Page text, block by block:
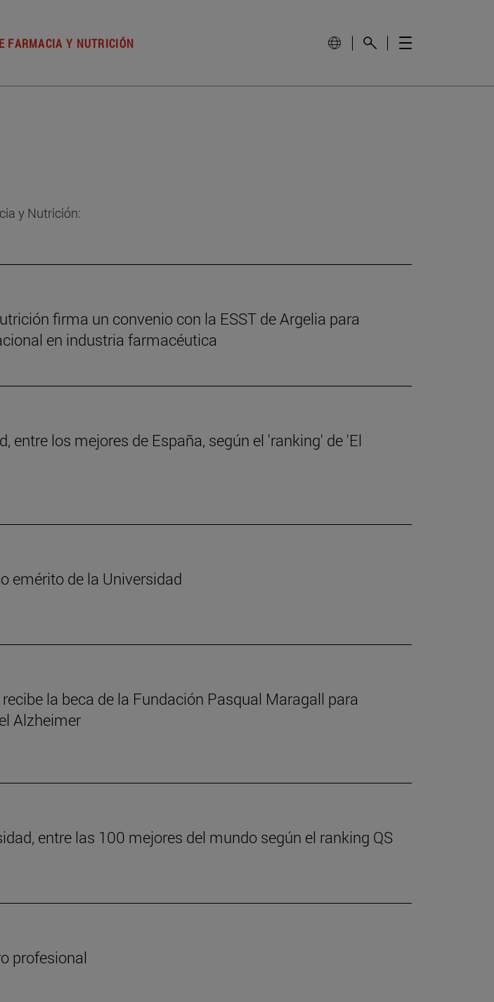
FARMACIA Y NUTRICIÓN
y Nutrición:
firma un convenio con la ESST de Argelia para
en industria farmacéutica
entre los mejores de España, según el 'ranking' de 'El
emérito de la Universidad
la beca de la Fundación Pasqual Maragall para
Alzheimer
entre las 100 mejores del mundo según el ranking QS
profesional